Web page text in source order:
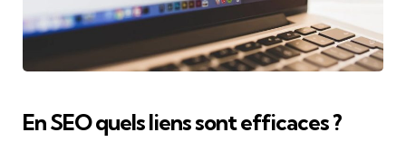
En SEO quels liens sont efficaces ?